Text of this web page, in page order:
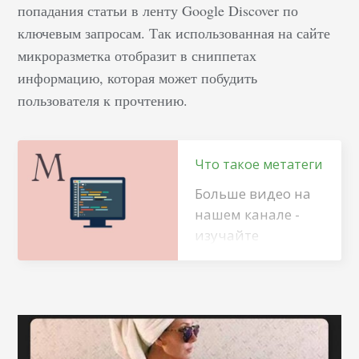
Рассмотрим ее с
трех позиций. SEO-
оптимизация В
мире SEO-
ранг страницы для
увеличить CTR.
Ведь я хочу, чтобы
попадания статьи в ленту Google Discover по
ключевым запросам. Так использованная на сайте
микроразметка отобразит в сниппетах
информацию, которая может побудить
пользователя к прочтению.
Что такое метатеги
Больше видео на
нашем канале -
изучайте
данные нужны
только поисковым